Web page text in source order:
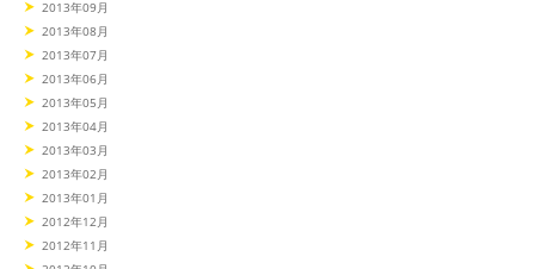
2013年09月
2013年08月
2013年07月
2013年06月
2013年05月
2013年04月
2013年03月
2013年02月
2013年01月
2012年12月
2012年11月